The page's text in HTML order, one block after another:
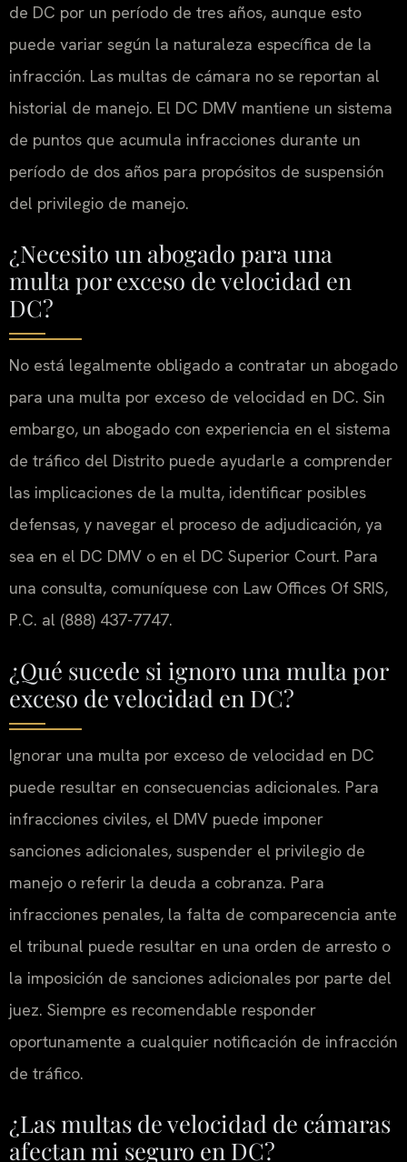
de DC por un período de tres años, aunque esto
puede variar según la naturaleza específica de la
infracción. Las multas de cámara no se reportan al
historial de manejo. El DC DMV mantiene un sistema
de puntos que acumula infracciones durante un
período de dos años para propósitos de suspensión
del privilegio de manejo.
¿Necesito un abogado para una
multa por exceso de velocidad en
DC?
No está legalmente obligado a contratar un abogado
para una multa por exceso de velocidad en DC. Sin
embargo, un abogado con experiencia en el sistema
de tráfico del Distrito puede ayudarle a comprender
las implicaciones de la multa, identificar posibles
defensas, y navegar el proceso de adjudicación, ya
sea en el DC DMV o en el DC Superior Court. Para
una consulta, comuníquese con Law Offices Of SRIS,
P.C. al (888) 437-7747.
¿Qué sucede si ignoro una multa por
exceso de velocidad en DC?
Ignorar una multa por exceso de velocidad en DC
puede resultar en consecuencias adicionales. Para
infracciones civiles, el DMV puede imponer
sanciones adicionales, suspender el privilegio de
manejo o referir la deuda a cobranza. Para
infracciones penales, la falta de comparecencia ante
el tribunal puede resultar en una orden de arresto o
la imposición de sanciones adicionales por parte del
juez. Siempre es recomendable responder
oportunamente a cualquier notificación de infracción
de tráfico.
¿Las multas de velocidad de cámaras
afectan mi seguro en DC?